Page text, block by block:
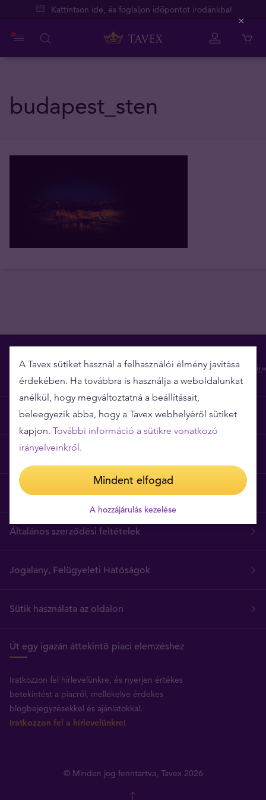
Kattintson ide, és foglaljon időpontot irodánkba!
budapest_sten
Miért épp a Tavex?
Árgarancia
Gyakori kérdések
Általános szerződési feltételek
Jogalany, Felügyeleti Hatóságok
Sütik használata az oldalon
Út egy igazán áttekintő piaci elemzéshez
Iratkozzon fel hírlevelünkre, és nyerjen értékes
betekintést a piacról, mellékelve érdekes
blogbejegyzésekkel és ajánlatokkal.
Iratkozzon fel a hírlevelünkre!
© Minden jog fenntartva, Tavex 2026
A Tavex sütiket használ a felhasználói élmény javítása
érdekében. Ha továbbra is használja a weboldalunkat
anélkül, hogy megváltoztatná a beállításait,
beleegyezik abba, hogy a Tavex webhelyéről sütiket
kapjon. További információ a sütikre vonatkozó
irányelveinkről.
Mindent elfogad
A hozzájárulás kezelése
Close